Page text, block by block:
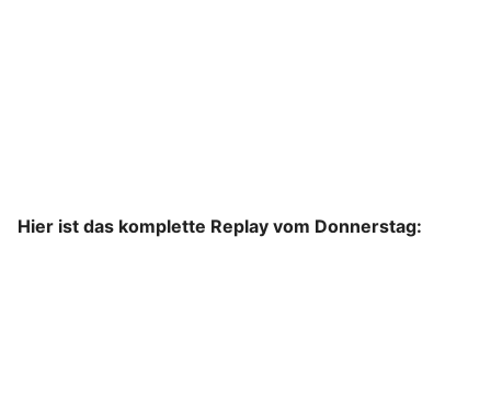
Hier ist das komplette Replay vom Donnerstag: